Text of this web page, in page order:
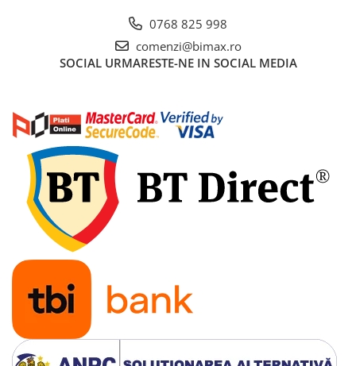
0768 825 998
comenzi@bimax.ro
SOCIAL URMARESTE-NE IN SOCIAL MEDIA